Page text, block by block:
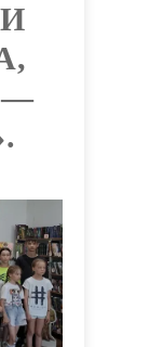
—